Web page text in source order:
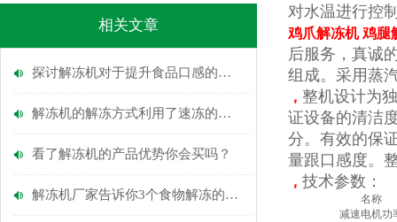
相关文章
探讨解冻机对于提升食品口感的重要性
解冻机的解冻方式利用了速冻的逆原理
看了解冻机的产品优势你会买吗？
解冻机厂家告诉你3个食物解冻的方法
对水温进行控
鸡爪解冻机 鸡腿
后服务，真诚
组成。采用蒸
， 整机设计为
证设备的清洁
分。有效的保
量跟口感度。
， 技术参数：
名称
减速电机功